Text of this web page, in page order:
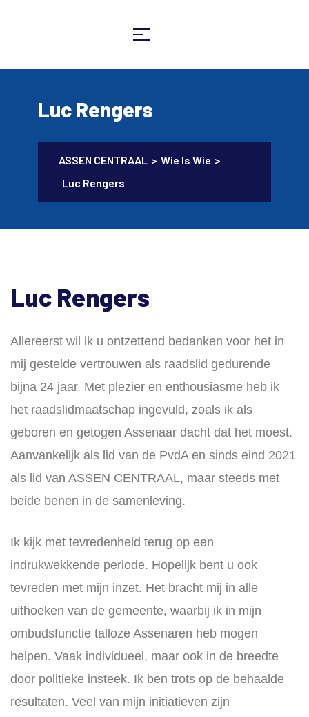
Luc Rengers
ASSEN CENTRAAL > Wie Is Wie >
Luc Rengers
Luc Rengers
Allereerst wil ik u ontzettend bedanken voor het in
mij gestelde vertrouwen als raadslid gedurende
bijna 24 jaar. Met plezier en enthousiasme heb ik
het raadslidmaatschap ingevuld, zoals ik als
geboren en getogen Assenaar dacht dat het moest.
Aanvankelijk als lid van de PvdA en sinds eind 2021
als lid van ASSEN CENTRAAL, maar steeds met
beide benen in de samenleving.
Ik kijk met tevredenheid terug op een
indrukwekkende periode. Hopelijk bent u ook
tevreden met mijn inzet. Het bracht mij in alle
uithoeken van de gemeente, waarbij ik in mijn
ombudsfunctie talloze Assenaren heb mogen
helpen. Vaak individueel, maar ook in de breedte
door politieke insteek. Ik ben trots op de behaalde
resultaten. Veel van mijn initiatieven zijn